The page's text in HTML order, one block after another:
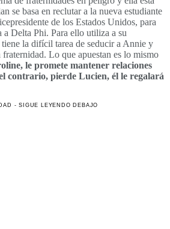
se basa en reclutar a la nueva estudiante
de los Estados Unidos, para
a Delta Phi. Para ello utiliza a su
la difícil tarea de seducir a Annie y
fraternidad. Lo que apuestan es lo mismo
le promete mantener relaciones
contrario, pierde Lucien, él le regalará